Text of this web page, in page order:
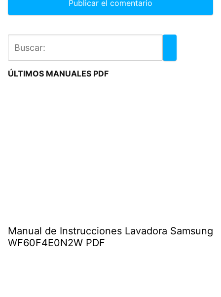
ÚLTIMOS MANUALES PDF
Manual de Instrucciones Lavadora Samsung
WF60F4E0N2W PDF